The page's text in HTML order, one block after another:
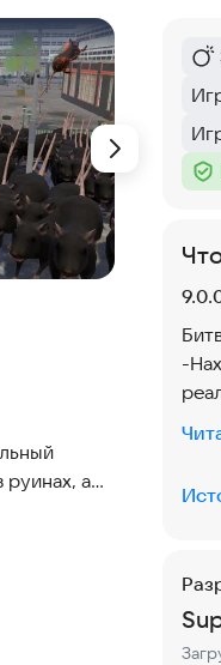
а
спасение
Тег
Тег
Тег
-
по
-
в